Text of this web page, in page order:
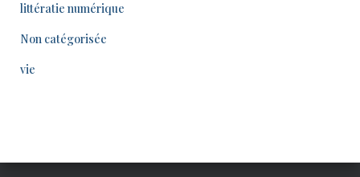
littératie numérique
Non catégorisée
vie